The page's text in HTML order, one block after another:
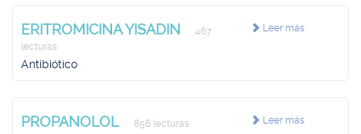
Leer más
ERITROMICINA YISADIN
467
lecturas
Antibiótico
Leer más
PROPANOLOL 856 lecturas